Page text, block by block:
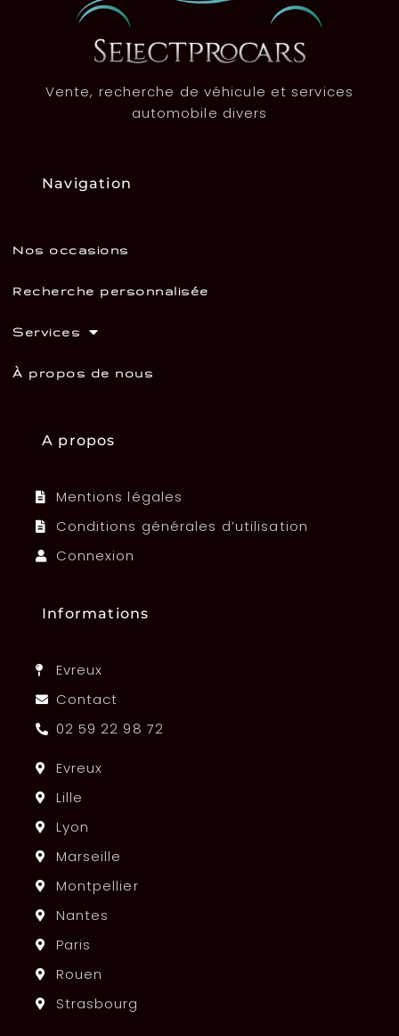
Vente, recherche de véhicule et services
automobile divers
Navigation
Nos occasions
Recherche personnalisée
Services
À propos de nous
A propos
Mentions légales
Conditions générales d’utilisation
Connexion
Informations
Evreux
Contact
02 59 22 98 72
Evreux
Lille
Lyon
Marseille
Montpellier
Nantes
Paris
Rouen
Strasbourg